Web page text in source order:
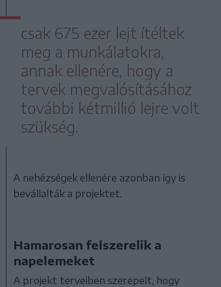
csak 675 ezer lejt ítéltek
meg a munkálatokra,
annak ellenére, hogy a
tervek megvalósításához
további kétmillió lejre volt
szükség.
A nehézségek ellenére azonban így is
bevállalták a projektet.
Hamarosan felszerelik a
napelemeket
A projekt terveiben szerepelt, hogy